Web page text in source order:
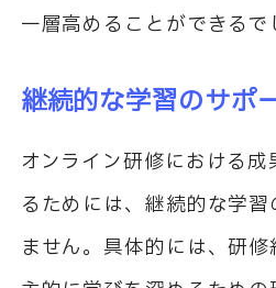
一層高めることができるで
継続的な学習のサポ
オンライン研修における
るためには、継続的な学
ません。具体的には、研